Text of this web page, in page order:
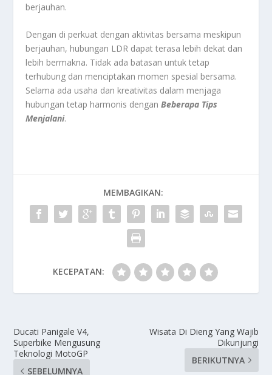
berjauhan.
Dengan di perkuat dengan aktivitas bersama meskipun
berjauhan, hubungan LDR dapat terasa lebih dekat dan
lebih bermakna. Tidak ada batasan untuk tetap
terhubung dan menciptakan momen spesial bersama.
Selama ada usaha dan kreativitas dalam menjaga
hubungan tetap harmonis denganBeberapa Tips
Menjalani.
MEMBAGIKAN:
KECEPATAN:
Ducati Panigale V4,
Superbike Mengusung
Teknologi MotoGP
SEBELUMNYA
Wisata Di Dieng Yang Wajib
Dikunjungi
BERIKUTNYA